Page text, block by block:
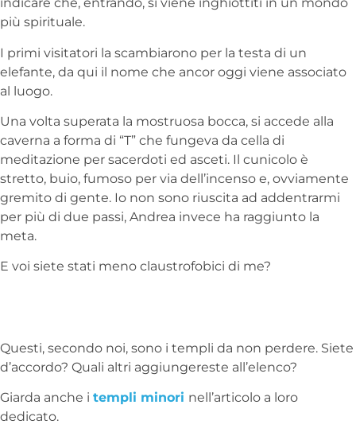
più spirituale.
I primi visitatori la scambiarono per la testa di un
elefante, da qui il nome che ancor oggi viene associato
al luogo.
Una volta superata la mostruosa bocca, si accede alla
caverna a forma di “T” che fungeva da cella di
meditazione per sacerdoti ed asceti. Il cunicolo è
stretto, buio, fumoso per via dell’incenso e, ovviamente
gremito di gente. Io non sono riuscita ad addentrarmi
per più di due passi, Andrea invece ha raggiunto la
meta.
E voi siete stati meno claustrofobici di me?
Questi, secondo noi, sono i templi da non perdere. Siete
d’accordo? Quali altri aggiungereste all’elenco?
Giarda anche i templi minori nell’articolo a loro
dedicato.